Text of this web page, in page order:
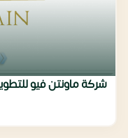
شركة ماونتن فيو